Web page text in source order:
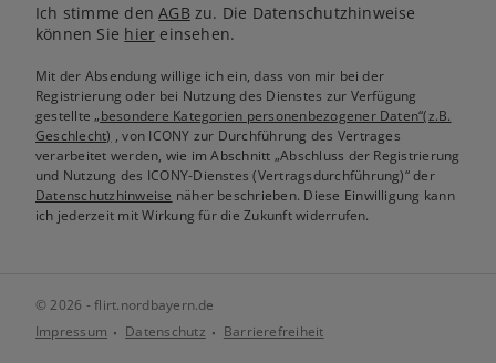
Ich stimme denAGB zu. Die Datenschutzhinweise
können Sie hier einsehen.
Mit der Absendung willige ich ein, dass von mir bei der
Registrierung oder bei Nutzung des Dienstes zur Verfügung
gestellte„besondere Kategorien personenbezogener Daten“(z.B.
Geschlecht) , von ICONY zur Durchführung des Vertrages
verarbeitet werden, wie im Abschnitt „Abschluss der Registrierung
und Nutzung des ICONY-Dienstes (Vertragsdurchführung)“ der
Datenschutzhinweise näher beschrieben. Diese Einwilligung kann
ich jederzeit mit Wirkung für die Zukunft widerrufen.
© 2026 - flirt.nordbayern.de
Impressum
Datenschutz Barrierefreiheit